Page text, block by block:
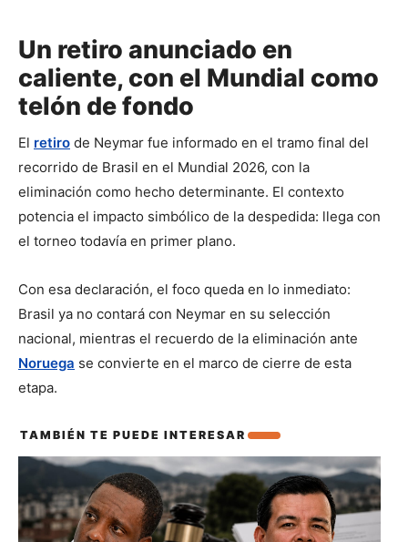
Un retiro anunciado en
caliente, con el Mundial como
telón de fondo
El retiro de Neymar fue informado en el tramo final del
recorrido de Brasil en el Mundial 2026, con la
eliminación como hecho determinante. El contexto
potencia el impacto simbólico de la despedida: llega con
el torneo todavía en primer plano.
Con esa declaración, el foco queda en lo inmediato:
Brasil ya no contará con Neymar en su selección
Noruega se convierte en el marco de cierre de esta
etapa.
TAMBIÉN TE PUEDE INTERESAR
También te puede interesar